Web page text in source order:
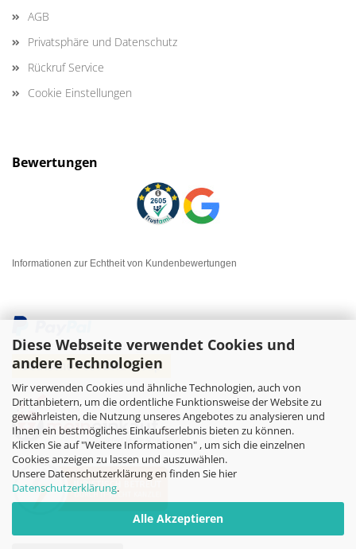
Diese Webseite verwendet Cookies und
andere Technologien
Wir verwenden Cookies und ähnliche Technologien, auch von
Drittanbietern, um die ordentliche Funktionsweise der Website zu
gewährleisten, die Nutzung unseres Angebotes zu analysieren und
Ihnen ein bestmögliches Einkaufserlebnis bieten zu können.
Klicken Sie auf "Weitere Informationen" , um sich die einzelnen
Cookies anzeigen zu lassen und auszuwählen.
Unsere Datenschutzerklärung en finden Sie hier
Datenschutzerklärung.
Alle Akzeptieren
AGB
Privatsphäre und Datenschutz
Rückruf Service
Cookie Einstellungen
Bewertungen
Informationen zur Echtheit von Kundenbewertungen